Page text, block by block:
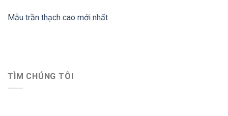
Mẫu trần thạch cao mới nhất
TÌM CHÚNG TÔI